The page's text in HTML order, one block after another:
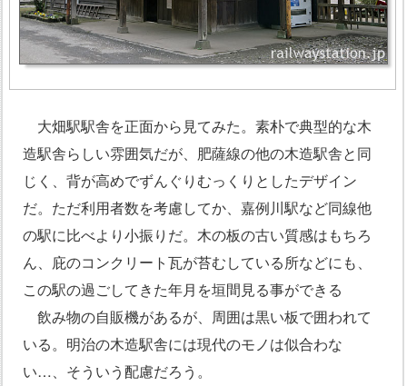
大畑駅駅舎を正面から見てみた。素朴で典型的な木
造駅舎らしい雰囲気だが、肥薩線の他の木造駅舎と同
じく、背が高めでずんぐりむっくりとしたデザイン
だ。ただ利用者数を考慮してか、嘉例川駅など同線他
の駅に比べより小振りだ。木の板の古い質感はもちろ
ん、庇のコンクリート瓦が苔むしている所などにも、
この駅の過ごしてきた年月を垣間見る事ができる
飲み物の自販機があるが、周囲は黒い板で囲われて
いる。明治の木造駅舎には現代のモノは似合わな
い…、そういう配慮だろう。